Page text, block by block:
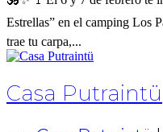
Estrellas” en el camping Los
trae tu carpa,...
Casa Putraintü